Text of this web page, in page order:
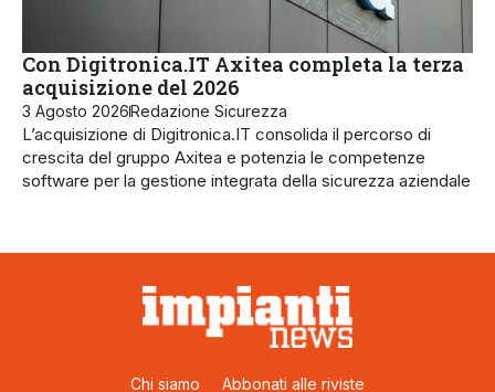
Con Digitronica.IT Axitea completa la terza
acquisizione del 2026
3 Agosto 2026Redazione Sicurezza
L’acquisizione di Digitronica.IT consolida il percorso di
crescita del gruppo Axitea e potenzia le competenze
software per la gestione integrata della sicurezza aziendale
Chi siamo Abbonati alle riviste